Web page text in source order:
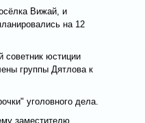
Вижай, и
на 12
советник юстиции
группы Дятлова к
уголовного дела.
заместителю